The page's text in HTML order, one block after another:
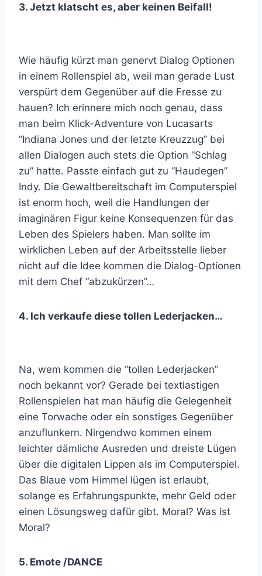
3. Jetzt klatscht es, aber keinen Beifall!
Wie häufig kürzt man genervt Dialog Optionen
in einem Rollenspiel ab, weil man gerade Lust
verspürt dem Gegenüber auf die Fresse zu
hauen? Ich erinnere mich noch genau, dass
man beim Klick-Adventure von Lucasarts
“Indiana Jones und der letzte Kreuzzug” bei
allen Dialogen auch stets die Option “Schlag
zu” hatte. Passte einfach gut zu “Haudegen”
Indy. Die Gewaltbereitschaft im Computerspiel
ist enorm hoch, weil die Handlungen der
imaginären Figur keine Konsequenzen für das
Leben des Spielers haben. Man sollte im
wirklichen Leben auf der Arbeitsstelle lieber
nicht auf die Idee kommen die Dialog-Optionen
mit dem Chef “abzukürzen”…
4. Ich verkaufe diese tollen Lederjacken…
Na, wem kommen die “tollen Lederjacken”
noch bekannt vor? Gerade bei textlastigen
Rollenspielen hat man häufig die Gelegenheit
eine Torwache oder ein sonstiges Gegenüber
anzuflunkern. Nirgendwo kommen einem
leichter dämliche Ausreden und dreiste Lügen
über die digitalen Lippen als im Computerspiel.
Das Blaue vom Himmel lügen ist erlaubt,
solange es Erfahrungspunkte, mehr Geld oder
einen Lösungsweg dafür gibt. Moral? Was ist
Moral?
5. Emote /DANCE